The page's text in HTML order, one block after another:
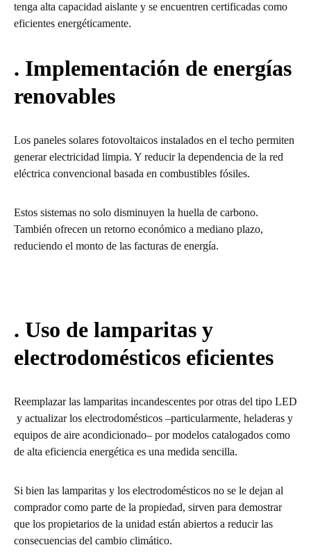
tenga alta capacidad aislante y se encuentren certificadas como
eficientes energéticamente.
. Implementación de energías
renovables
Los paneles solares fotovoltaicos instalados en el techo permiten
generar electricidad limpia. Y reducir la dependencia de la red
eléctrica convencional basada en combustibles fósiles.
Estos sistemas no solo disminuyen la huella de carbono.
También ofrecen un retorno económico a mediano plazo,
reduciendo el monto de las facturas de energía.
. Uso de lamparitas y
electrodomésticos eficientes
Reemplazar las lamparitas incandescentes por otras del tipo LED
y actualizar los electrodomésticos –particularmente, heladeras y
equipos de aire acondicionado– por modelos catalogados como
de alta eficiencia energética es una medida sencilla.
Si bien las lamparitas y los electrodomésticos no se le dejan al
comprador como parte de la propiedad, sirven para demostrar
que los propietarios de la unidad están abiertos a reducir las
consecuencias del cambio climático.